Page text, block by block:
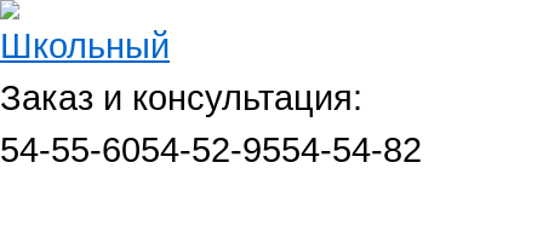
Заказ и консультация:
54-55-6054-52-9554-54-82